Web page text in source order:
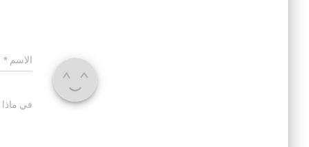
الاسم *
في